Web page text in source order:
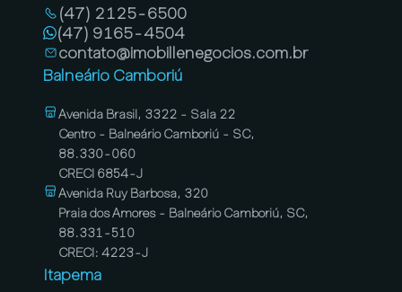
(47) 2125-6500
(47) 9165-4504
contato@imobillenegocios.com.br
Balneário Camboriú
Avenida Brasil, 3322 - Sala 22
Centro - Balneário Camboriú - SC,
88.330-060
CRECI 6854-J
Avenida Ruy Barbosa, 320
Praia dos Amores - Balneário Camboriú, SC,
88.331-510
CRECI: 4223-J
Itapema